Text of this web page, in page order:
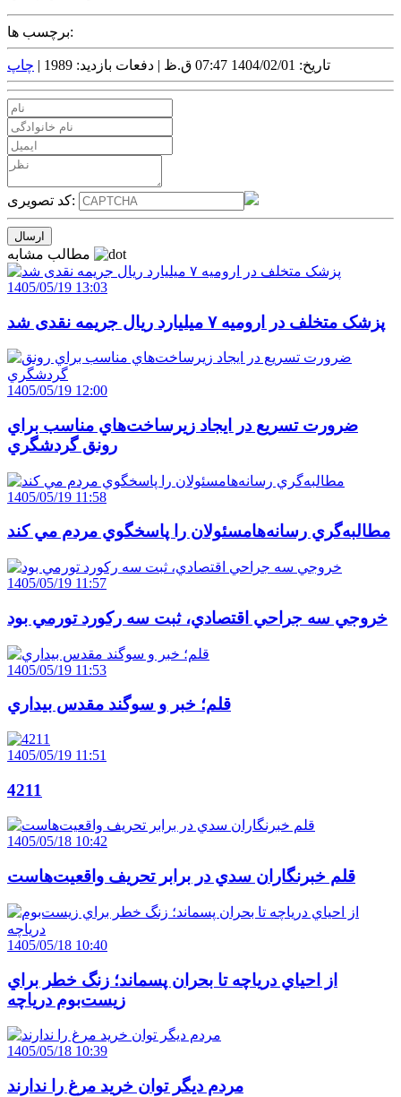
برچسب ها:
تاریخ: 1404/02/01 07:47 ق.ظ | دفعات بازدید: 1989 | چاپ
کد تصویری:
1405/05/19 13:03
پزشک متخلف در ارومیه ۷ میلیارد ریال جریمه نقدی شد
1405/05/19 12:00
ضرورت تسريع در ايجاد زيرساخت‌هاي مناسب براي
رونق گردشگري
1405/05/19 11:58
مطالبه‌گري رسانه‌هامسئولان را پاسخگوي مردم مي کند
1405/05/19 11:57
خروجي سه جراحي اقتصادي، ثبت سه رکورد تورمي بود
1405/05/19 11:53
قلم؛ خبر و سوگند مقدس بيداري
1405/05/19 11:51
4211
1405/05/18 10:42
قلم خبرنگاران سدي در برابر تحريف واقعيت‌هاست
1405/05/18 10:40
از احياي درياچه تا بحران پسماند؛ زنگ خطر براي
زيست‌بوم درياچه
1405/05/18 10:39
مردم ديگر توان خريد مرغ را ندارند